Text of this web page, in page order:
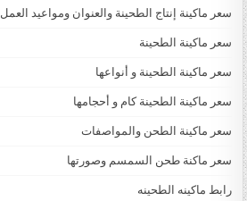
سعر ماكينة إنتاج الطحينة والعنوان ومواعيد العمل
سعر ماكينة الطحينة
سعر ماكينة الطحينة و أنواعها
سعر ماكينة الطحينة كام و أحجامها
سعر ماكينة الطحن والمواصفات
سعر ماكنة طحن السمسم وصورتها
رابط ماكينه الطحينه